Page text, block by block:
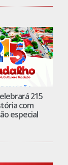
215
com
especial